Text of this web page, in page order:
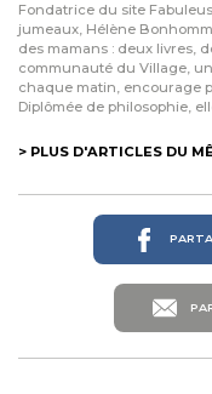
Fondatrice du site
jumeaux, Hélène
des mamans : deux livres,
communauté du Village,
chaque matin, encourage
Diplômée de philosophie,
> PLUS D'ARTICLES DU